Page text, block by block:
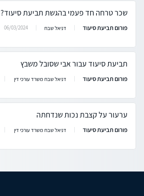
שכר טרחה חד פעמי בהגשת תביעת סיעוד?
פורום תביעת סיעוד דניאל שבח 06/03/2024
תביעת סיעוד עבור אבי שסובל משבץ
פורום תביעת סיעוד דניאל שבח משרד עורכי דין
ערעור על קצבת נכות שנדחתה
פורום תביעת סיעוד דניאל שבח משרד עורכי דין